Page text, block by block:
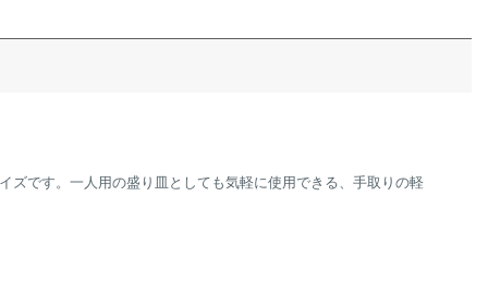
ズです。一人用の盛り皿としても気軽に使用できる、手取りの軽